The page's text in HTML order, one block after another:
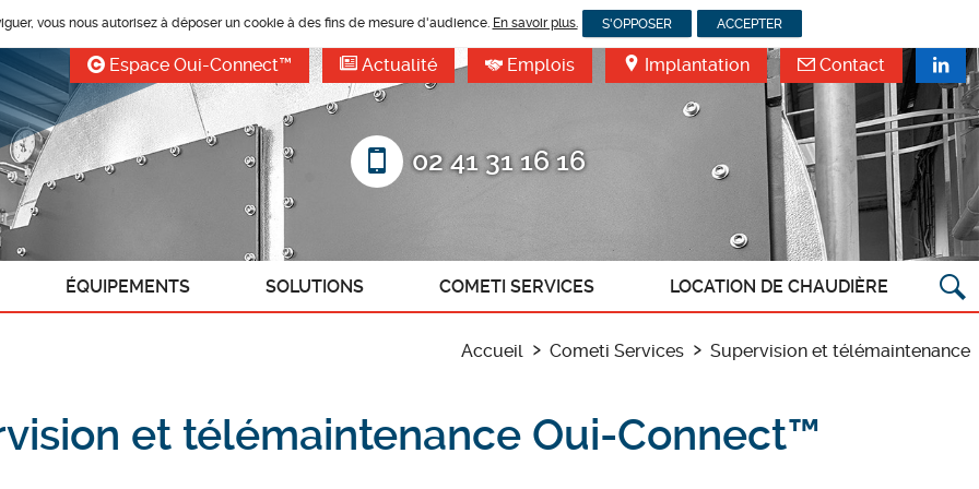
vous nous autorisez à déposer un cookie à des fins de mesure d'audience. En savoir plus. S'OPPOSER ACCEPTER
Espace Oui-Connect™ Actualité Emplois Implantation Contact
02 41 31 16 16
ÉQUIPEMENTS
Chaudières Electrique Vapeur
SOLUTIONS
Rénovation
COMETI SERVICES
Supervision et télémaintenance
LOCATION DE CHAUDIÈRE
Accueil Cometi Services Supervision et télémaintenance
et télémaintenance Oui-Connect™